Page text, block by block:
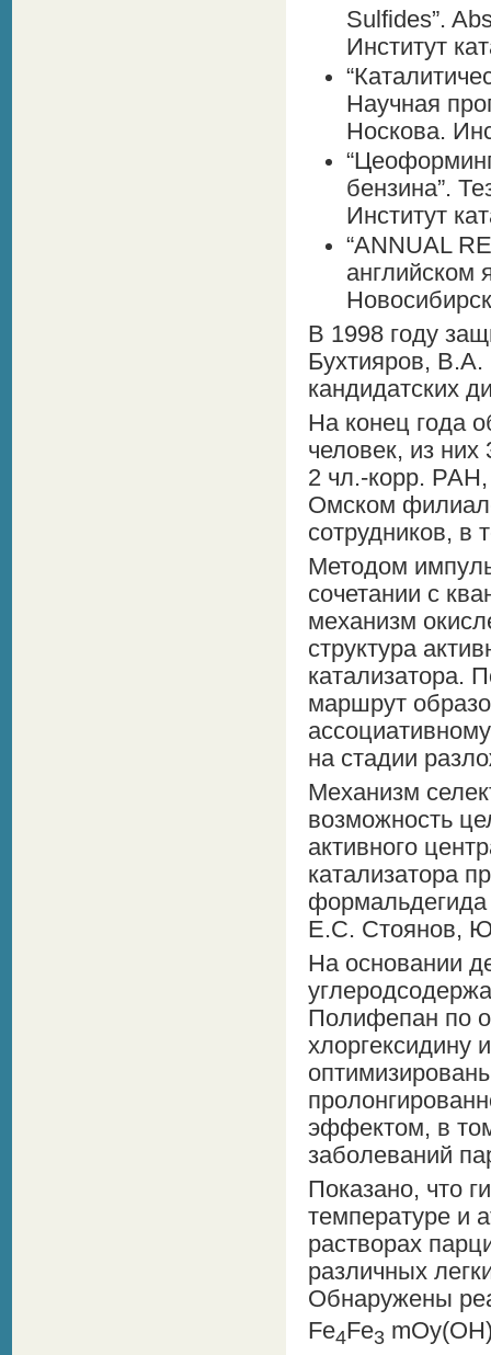
Sulfides”.
Институт
Научная
Носкова.
бензина”.
Институт
“ANNUAL
английском
В 1998 году
Бухтияров,
кандидатских
На конец года
человек, из
2 чл.-корр. РАН,
Омском
сотрудников, в
Методом
сочетании с
механизм
структура
катализатора.
маршрут
на стадии
Механизм
возможность
активного
катализатора
Е.С. Стоянов,
На основании
Полифепан по
хлоргексидину
эффектом, в
заболеваний
Показано, что
температуре и
растворах
различных
Обнаружены
Fe4Fe3